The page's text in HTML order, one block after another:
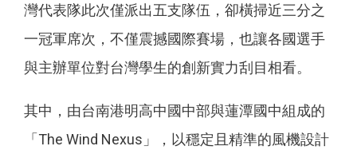
灣代表隊此次僅派出五支隊伍，卻橫掃近三分之
一冠軍席次，不僅震撼國際賽場，也讓各國選手
與主辦單位對台灣學生的創新實力刮目相看。
其中，由台南港明高中國中部與蓮潭國中組成的
「The Wind Nexus」，以穩定且精準的風機設計